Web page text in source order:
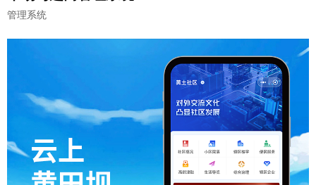
管理系统